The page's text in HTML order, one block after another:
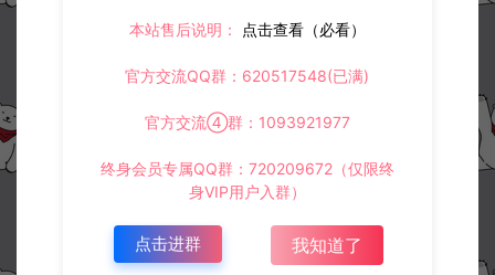
本站售后说明： 点击查看（必看）
官方交流QQ群：620517548(已满)
官方交流④群：1093921977
终身会员专属QQ群：720209672（仅限终
身VIP用户入群）
点击进群 我知道了